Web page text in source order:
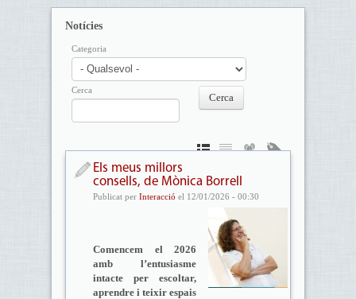
Notícies
Categoria
Cerca
Els meus millors
consells, de Mònica Borrell
Publicat per Interacció el 12/01/2026 - 00:30
Comencem el 2026
amb l’entusiasme
intacte per escoltar,
aprendre i teixir espais